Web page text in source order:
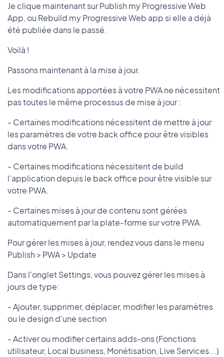
Je clique maintenant sur Publish my Progressive Web
App, ou Rebuild my Progressive Web app si elle a déjà
été publiée dans le passé.
Voilà !
Passons maintenant à la mise à jour.
Les modifications apportées à votre PWA ne nécessitent
pas toutes le même processus de mise à jour :
- Certaines modifications nécessitent de mettre à jour
les paramètres de votre back office pour être visibles
dans votre PWA.
- Certaines modifications nécessitent de build
l'application depuis le back office pour être visible sur
votre PWA.
- Certaines mises à jour de contenu sont gérées
automatiquement par la plate-forme sur votre PWA.
Pour gérer les mises à jour, rendez vous dans le menu
Publish > PWA > Update
Dans l'onglet Settings, vous pouvez gérer les mises à
jours de type:
- Ajouter, supprimer, déplacer, modifier les paramètres
ou le design d'une section
- Activer ou modifier certains adds-ons (Fonctions
utilisateur, Local business, Monétisation, Live Services...)